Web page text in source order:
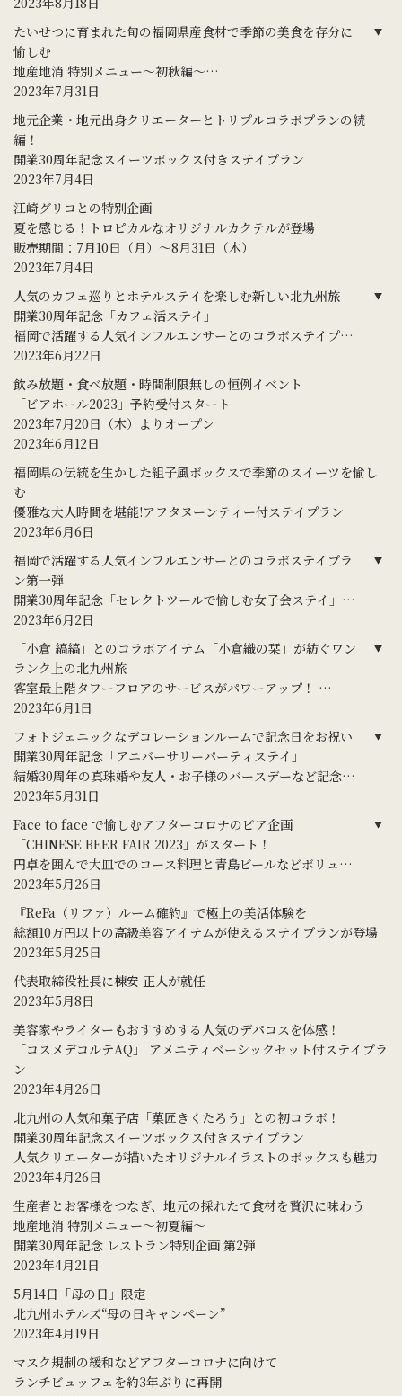
たいせつに育まれた旬の福岡県産食材で季節の美食を存分に
愉しむ
地産地消 特別メニュー～初秋編～
開業30周年記念 レストラン特別企画 第3弾
2023年7月31日
地元企業・地元出身クリエーターとトリプルコラボプランの続
編！
開業30周年記念スイーツボックス付きステイプラン
2023年7月4日
江崎グリコとの特別企画
夏を感じる！トロピカルなオリジナルカクテルが登場
販売期間：7月10日（月）～8月31日（木）
2023年7月4日
人気のカフェ巡りとホテルステイを楽しむ新しい北九州旅
開業30周年記念「カフェ活ステイ」
福岡で活躍する人気インフルエンサーとのコラボステイプラ
ン第二弾
2023年6月22日
飲み放題・食べ放題・時間制限無しの恒例イベント
「ビアホール2023」予約受付スタート
2023年7月20日（木）よりオープン
2023年6月12日
福岡県の伝統を生かした組子風ボックスで季節のスイーツを愉し
む
優雅な大人時間を堪能!アフタヌーンティー付ステイプラン
2023年6月6日
福岡で活躍する人気インフルエンサーとのコラボステイプラ
ン第一弾
開業30周年記念「セレクトツールで愉しむ女子会ステイ」
「ReFa」や今注目のミニコスメなど自分好みにカスタマイズ
2023年6月2日
「小倉 縞縞」とのコラボアイテム「小倉織の栞」が紡ぐワン
ランク上の北九州旅
客室最上階タワーフロアのサービスがパワーアップ！
ウエルカムスイーツに人気の惑星ショコラが登場
2023年6月1日
フォトジェニックなデコレーションルームで記念日をお祝い
開業30周年記念「アニバーサリーパーティステイ」
結婚30周年の真珠婚や友人・お子様のバースデーなど記念に
残る滞在を
2023年5月31日
Face to face で愉しむアフターコロナのビア企画
「CHINESE BEER FAIR 2023」がスタート！
円卓を囲んで大皿でのコース料理と青島ビールなどボリュー
ム満点
2023年5月26日
『ReFa（リファ）ルーム確約』で極上の美活体験を
総額10万円以上の高級美容アイテムが使えるステイプランが登場
2023年5月25日
代表取締役社長に棟安 正人が就任
2023年5月8日
美容家やライターもおすすめする人気のデパコスを体感！
「コスメデコルテAQ」 アメニティベーシックセット付ステイプラ
ン
2023年4月26日
北九州の人気和菓子店「菓匠きくたろう」との初コラボ！
開業30周年記念スイーツボックス付きステイプラン
人気クリエーターが描いたオリジナルイラストのボックスも魅力
2023年4月26日
生産者とお客様をつなぎ、地元の採れたて食材を贅沢に味わう
地産地消 特別メニュー～初夏編～
開業30周年記念 レストラン特別企画 第2弾
2023年4月21日
5月14日「母の日」限定
北九州ホテルズ“母の日キャンペーン”
2023年4月19日
マスク規制の緩和などアフターコロナに向けて
ランチビュッフェを約3年ぶりに再開